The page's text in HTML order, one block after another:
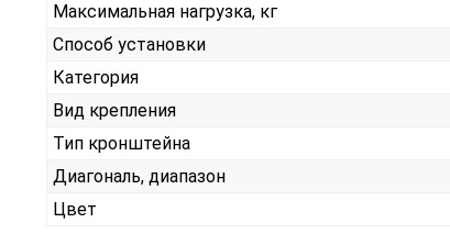
Максимальная нагрузка, кг
Способ установки
Категория
Вид крепления
Тип кронштейна
Диагональ, диапазон
Цвет